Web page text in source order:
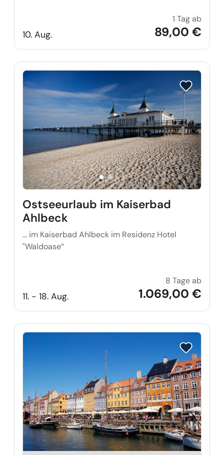
10. Aug.
1 Tag ab
89,00 €
Reise auf
Ostseeurlaub im Kaiserbad
Ahlbeck
… im Kaiserbad Ahlbeck im Residenz Hotel
"Waldoase“
11. - 18. Aug.
8 Tage ab
1.069,00 €
Reise auf